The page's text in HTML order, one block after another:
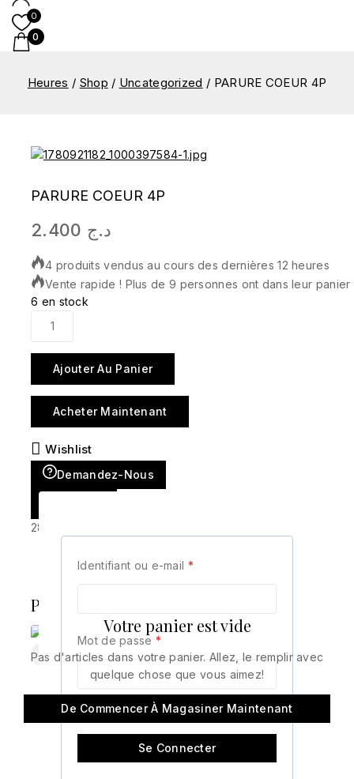
0
0
Heures / Shop / Uncategorized / PARURE COEUR 4P
PARURE COEUR 4P
د.ج
4 produits vendus au cours des dernières 12 heures
Vente rapide ! Plus de 9 personnes ont dans leur panier
6 en stock
Ajouter Au Panier
Acheter Maintenant
Wishlist
Demandez-Nous
28
Produits similaires
BOITE A BEJOUS
GM
د.ج
COFRET JEAN PAUL
GAULTIER LE MALE
Identifiant ou e-mail *
Mot de passe *
Se souvenir de moi
Se Connecter
Votre panier est vide
Pas d'articles dans votre panier. Allez, le remplir avec
quelque chose que vous aimez!
De Commencer À Magasiner Maintenant